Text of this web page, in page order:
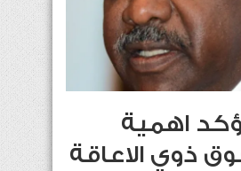
اهمية
ذوي الاعاقة